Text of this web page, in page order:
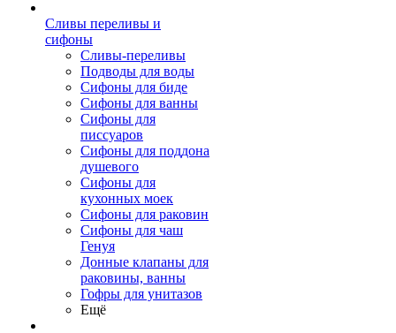
Сливы переливы и
сифоны
Сливы-переливы
Подводы для воды
Сифоны для биде
Сифоны для ванны
Сифоны для
писсуаров
Сифоны для поддона
душевого
Сифоны для
кухонных моек
Сифоны для раковин
Сифоны для чаш
Генуя
Донные клапаны для
раковины, ванны
Гофры для унитазов
Ещё